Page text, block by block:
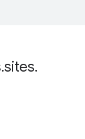
.sites.